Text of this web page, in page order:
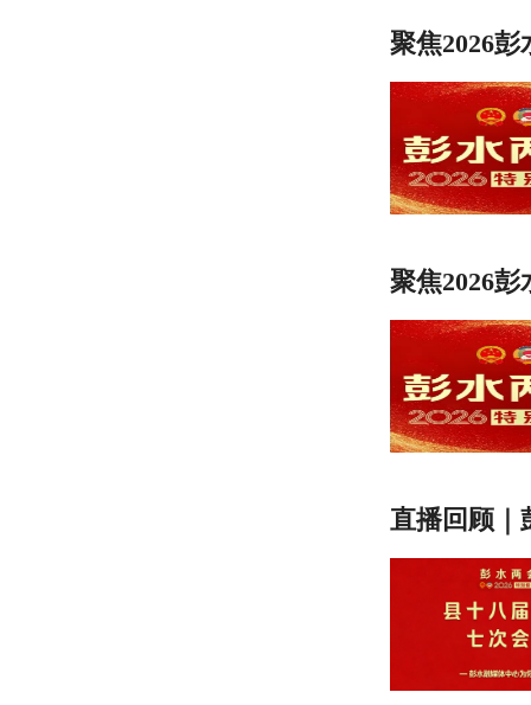
聚焦2026
聚焦2026
直播回顾｜